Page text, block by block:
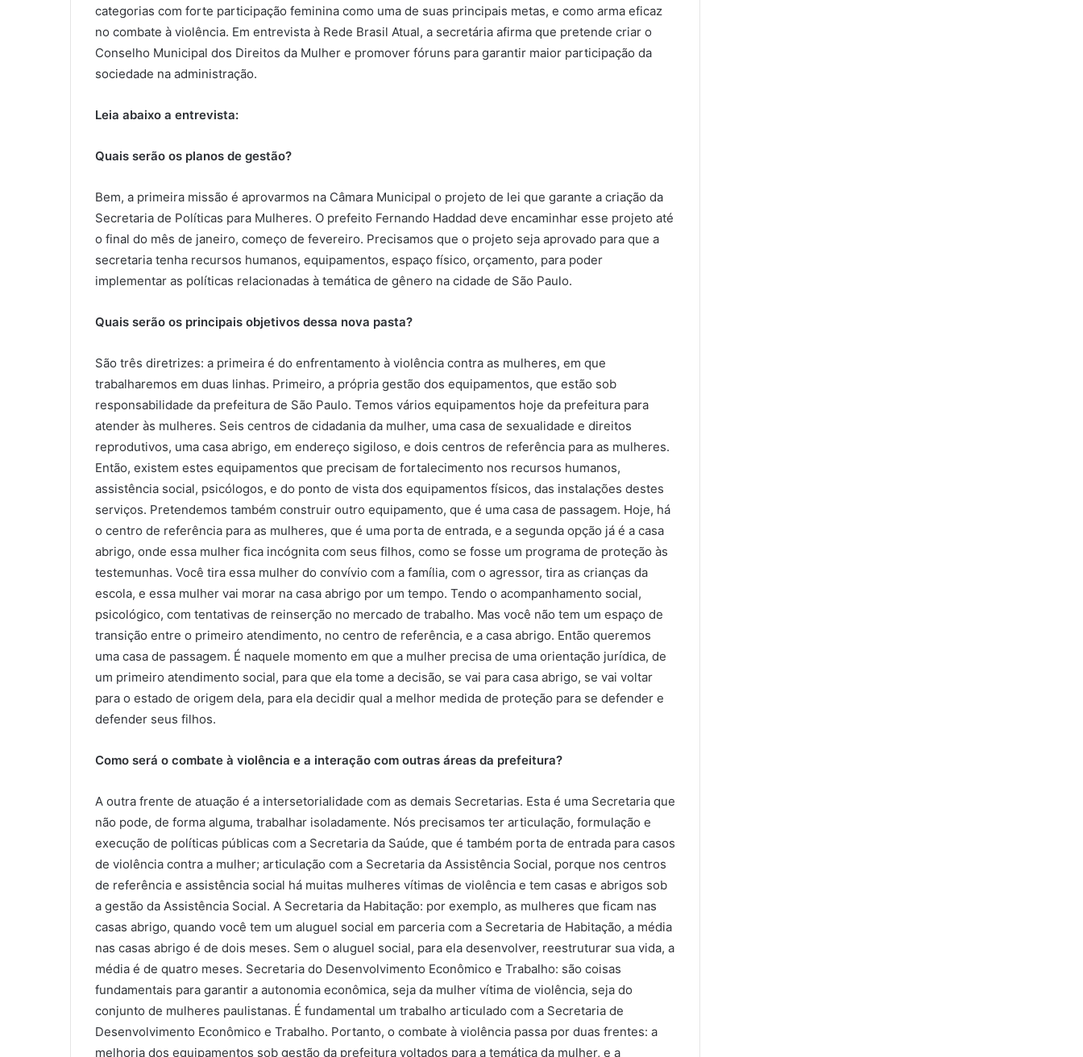
categorias com forte participação feminina como uma de suas principais metas, e como arma eficaz
no combate à violência. Em entrevista à Rede Brasil Atual, a secretária afirma que pretende criar o
Conselho Municipal dos Direitos da Mulher e promover fóruns para garantir maior participação da
sociedade na administração.
Leia abaixo a entrevista:
Quais serão os planos de gestão?
Bem, a primeira missão é aprovarmos na Câmara Municipal o projeto de lei que garante a criação da
Secretaria de Políticas para Mulheres. O prefeito Fernando Haddad deve encaminhar esse projeto até
o final do mês de janeiro, começo de fevereiro. Precisamos que o projeto seja aprovado para que a
secretaria tenha recursos humanos, equipamentos, espaço físico, orçamento, para poder
implementar as políticas relacionadas à temática de gênero na cidade de São Paulo.
Quais serão os principais objetivos dessa nova pasta?
São três diretrizes: a primeira é do enfrentamento à violência contra as mulheres, em que
trabalharemos em duas linhas. Primeiro, a própria gestão dos equipamentos, que estão sob
responsabilidade da prefeitura de São Paulo. Temos vários equipamentos hoje da prefeitura para
atender às mulheres. Seis centros de cidadania da mulher, uma casa de sexualidade e direitos
reprodutivos, uma casa abrigo, em endereço sigiloso, e dois centros de referência para as mulheres.
Então, existem estes equipamentos que precisam de fortalecimento nos recursos humanos,
assistência social, psicólogos, e do ponto de vista dos equipamentos físicos, das instalações destes
serviços. Pretendemos também construir outro equipamento, que é uma casa de passagem. Hoje, há
o centro de referência para as mulheres, que é uma porta de entrada, e a segunda opção já é a casa
abrigo, onde essa mulher fica incógnita com seus filhos, como se fosse um programa de proteção às
testemunhas. Você tira essa mulher do convívio com a família, com o agressor, tira as crianças da
escola, e essa mulher vai morar na casa abrigo por um tempo. Tendo o acompanhamento social,
psicológico, com tentativas de reinserção no mercado de trabalho. Mas você não tem um espaço de
transição entre o primeiro atendimento, no centro de referência, e a casa abrigo. Então queremos
uma casa de passagem. É naquele momento em que a mulher precisa de uma orientação jurídica, de
um primeiro atendimento social, para que ela tome a decisão, se vai para casa abrigo, se vai voltar
para o estado de origem dela, para ela decidir qual a melhor medida de proteção para se defender e
defender seus filhos.
Como será o combate à violência e a interação com outras áreas da prefeitura?
A outra frente de atuação é a intersetorialidade com as demais Secretarias. Esta é uma Secretaria que
não pode, de forma alguma, trabalhar isoladamente. Nós precisamos ter articulação, formulação e
execução de políticas públicas com a Secretaria da Saúde, que é também porta de entrada para casos
de violência contra a mulher; articulação com a Secretaria da Assistência Social, porque nos centros
de referência e assistência social há muitas mulheres vítimas de violência e tem casas e abrigos sob
a gestão da Assistência Social. A Secretaria da Habitação: por exemplo, as mulheres que ficam nas
casas abrigo, quando você tem um aluguel social em parceria com a Secretaria de Habitação, a média
nas casas abrigo é de dois meses. Sem o aluguel social, para ela desenvolver, reestruturar sua vida, a
média é de quatro meses. Secretaria do Desenvolvimento Econômico e Trabalho: são coisas
fundamentais para garantir a autonomia econômica, seja da mulher vítima de violência, seja do
conjunto de mulheres paulistanas. É fundamental um trabalho articulado com a Secretaria de
Desenvolvimento Econômico e Trabalho. Portanto, o combate à violência passa por duas frentes: a
melhoria dos equipamentos sob gestão da prefeitura voltados para a temática da mulher, e a